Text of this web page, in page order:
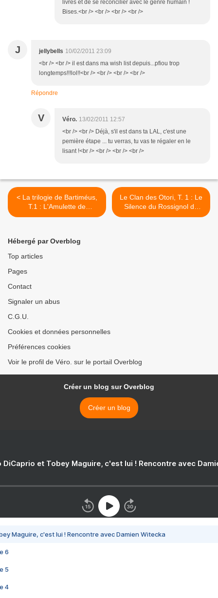
livres et de se réconcilier avec le genre humain !
Bises.<br /> <br /> <br /> <br />
J jellybells 10/02/2011 23:09
<br /> <br /> il est dans ma wish list depuis...pfiou trop
longtemps!!!lol!!<br /> <br /> <br /> <br />
Répondre
V Véro. 13/02/2011 12:57
<br /> <br /> Déjà, s'il est dans ta LAL, c'est une
pemière étape ... tu verras, tu vas te régaler en le
lisant !<br /> <br /> <br /> <br />
< La trilogie de Bartiméus,
T.1 : L'Amulette de
Samarcande de J. Stroud
Le Clan des Otori, T. 1 : Le
Silence du Rossignol de
Lian Hearn >
Hébergé par Overblog
Top articles
Pages
Contact
Signaler un abus
C.G.U.
Cookies et données personnelles
Préférences cookies
Voir le profil de Véro. sur le portail Overblog
Créer un blog sur Overblog
Créer un blog
DiCaprio et Tobey Maguire, c'est lui ! Rencontre avec
Maguire, c'est lui ! Rencontre avec Damien Witecka
6
5
4